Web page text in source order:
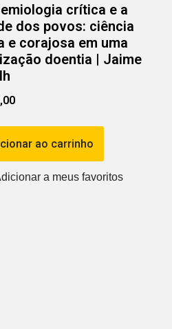
crítica e a
dos povos: ciência
e corajosa em uma
doentia | Jaime
ao carrinho